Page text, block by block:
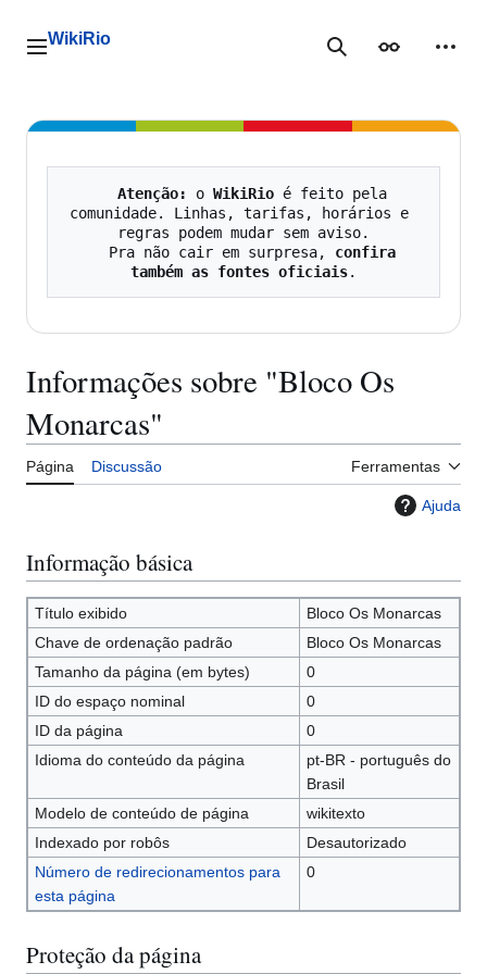
Menu principal
WikiRio
PesquisaAparência
Atenção: o WikiRio é feito pela
comunidade. Linhas, tarifas, horários e
regras podem mudar sem aviso.
   Pra não cair em surpresa,
confira
também as fontes oficiais
Informações sobre "Bloco Os
Monarcas"
Página Discussão Ferramentas
Ajuda
Informação básica
Título exibido
Bloco Os Monarcas
Chave de ordenação padrão
Bloco Os Monarcas
Tamanho da página (em bytes)
0
ID do espaço nominal
0
ID da página
0
Idioma do conteúdo da página
pt-BR - português do
Brasil
Modelo de conteúdo de página
wikitexto
Indexado por robôs
Desautorizado
Número de redirecionamentos para
esta página
0
Proteção da página